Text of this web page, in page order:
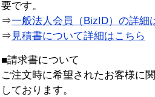
要です。
⇒一般法人会員（BizID）の詳細
⇒ 見積書について詳細はこちら
■請求書について
ご注文時に希望されたお客様に
しております。